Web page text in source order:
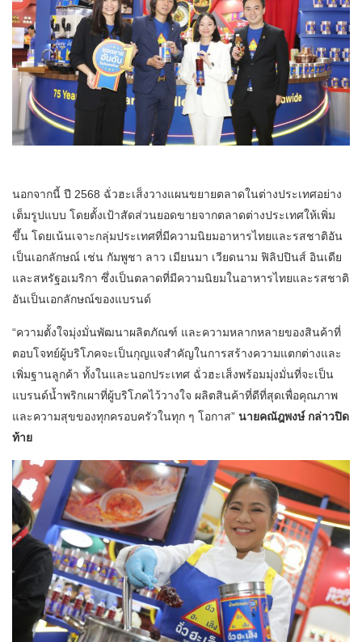
นอกจากนี้ ปี 2568 ฉั่วฮะเส็งวางแผนขยายตลาดในต่างประเทศอย่าง
เต็มรูปแบบ โดยตั้งเป้าสัดส่วนยอดขายจากตลาดต่างประเทศให้เพิ่ม
ขึ้น โดยเน้นเจาะกลุ่มประเทศที่มีความนิยมอาหารไทยและรสชาติอัน
เป็นเอกลักษณ์ เช่น กัมพูชา ลาว เมียนมา เวียดนาม ฟิลิปปินส์ อินเดีย
และสหรัฐอเมริกา ซึ่งเป็นตลาดที่มีความนิยมในอาหารไทยและรสชาติ
อันเป็นเอกลักษณ์ของแบรนด์
“ความตั้งใจมุ่งมั่นพัฒนาผลิตภัณฑ์ และความหลากหลายของสินค้าที่
ตอบโจทย์ผู้บริโภคจะเป็นกุญแจสำคัญในการสร้างความแตกต่างและ
เพิ่มฐานลูกค้า ทั้งในและนอกประเทศ ฉั่วฮะเส็งพร้อมมุ่งมั่นที่จะเป็น
แบรนด์น้ำพริกเผาที่ผู้บริโภคไว้วางใจ ผลิตสินค้าที่ดีที่สุดเพื่อคุณภาพ
และความสุขของทุกครอบครัวในทุก ๆ โอกาส” นายคณัฎพงษ์ กล่าวปิด
ท้าย